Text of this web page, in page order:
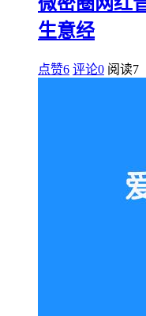
生意经
点赞6 评论0 阅读7